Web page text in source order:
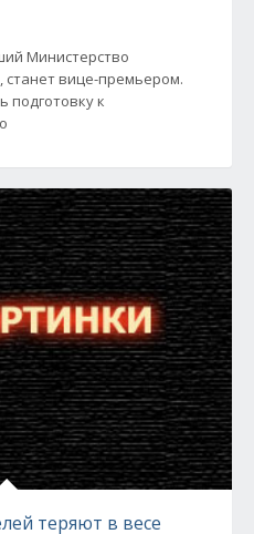
Министерство
станет вице-премьером.
подготовку к
теряют в весе